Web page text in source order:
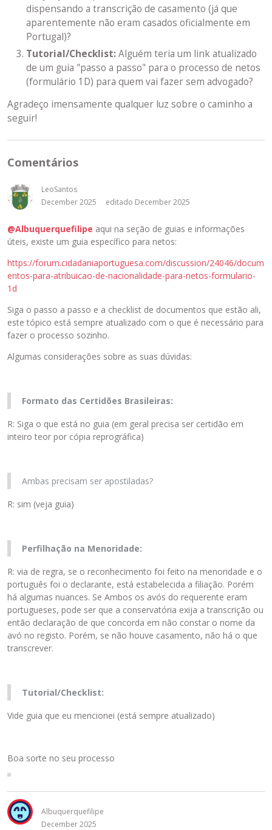
dispensando a transcrição de casamento (já que
aparentemente não eram casados oficialmente em
Portugal)?
Tutorial/Checklist:Alguém teria um link atualizado
de um guia "passo a passo" para o processo de netos
(formulário 1D) para quem vai fazer sem advogado?
Agradeço imensamente qualquer luz sobre o caminho a
seguir!
Comentários
LeoSantos
December 2025
editado December 2025
@Albuquerquefilipe aqui na seção de guias e informações
úteis, existe um guia específico para netos:
https://forum.cidadaniaportuguesa.com/discussion/24046/docum
entos-para-atribuicao-de-nacionalidade-para-netos-formulario-
1d
Siga o passo a passo e a checklist de documentos que estão ali,
este tópico está sempre atualizado com o que é necessário para
fazer o processo sozinho.
Algumas considerações sobre as suas dúvidas:
Formato das Certidões Brasileiras:
R: Siga o que está no guia (em geral precisa ser certidão em
inteiro teor por cópia reprográfica)
Ambas precisam ser apostiladas?
R: sim (veja guia)
Perfilhação na Menoridade:
R: via de regra, se o reconhecimento foi feito na menoridade e o
português foi o declarante, está estabelecida a filiação. Porém
há algumas nuances. Se Ambos os avós do requerente eram
portugueses, pode ser que a conservatória exija a transcrição ou
então declaração de que concorda em não constar o nome da
avó no registo. Porém, se não houve casamento, não há o que
transcrever.
Tutorial/Checklist:
Vide guia que eu mencionei (está sempre atualizado)
Boa sorte no seu processo
Albuquerquefilipe
December 2025